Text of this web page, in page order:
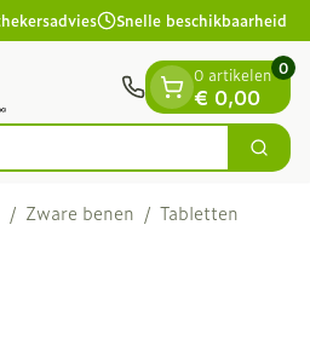
Snelle beschikbaarheid
Zoek
0 artikelen
€ 0,00
0
/ Zware benen / Tabletten